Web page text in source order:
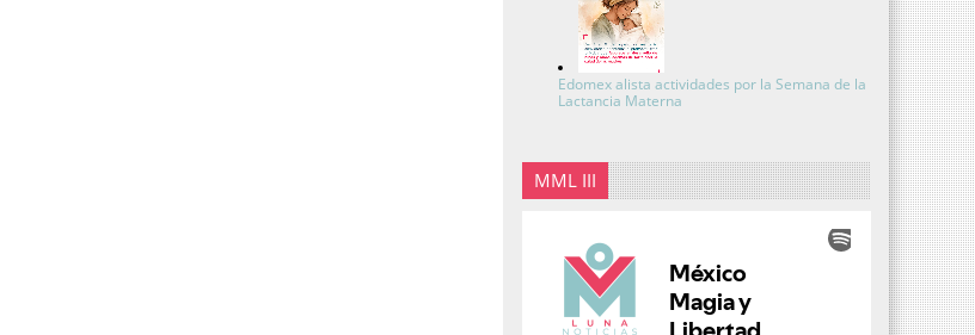
Edomex alista actividades por la Semana de la
Lactancia Materna
MML III